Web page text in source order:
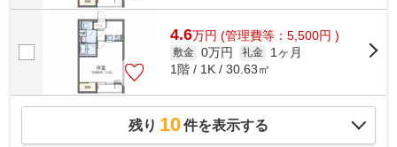
4.6万円 (管理費等：5,500円 )
敷金 0万円 礼金
1ヶ月
1階 / 1K / 30.63㎡
残り 10件を表示する